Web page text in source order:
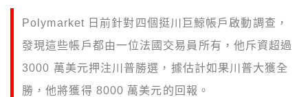
Polymarket 日前針對四個挺川巨鯨帳戶啟動調查，
發現這些帳戶都由一位法國交易員所有，他斥資超過
3000 萬美元押注川普勝選，據估計如果川普大獲全
勝，他將獲得 8000 萬美元的回報。